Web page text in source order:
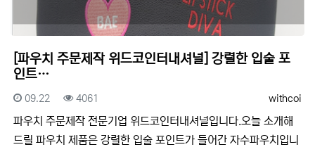
[파우치 주문제작 위드코인터내셔널] 강렬한 입술 포
인트…
등록자
withcoi
등록일
09.22 조회
4061
​​파우치 주문제작 전문기업 위드코인터내셔널입니다.​​오늘 소개해
드릴 파우치 제품은 강렬한 입술 포인트가 들어간 자수파우치입니